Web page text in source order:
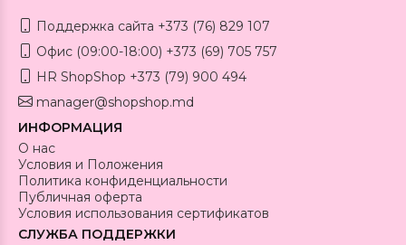
Поддержка сайта +373 (76) 829 107
Офис (09:00-18:00) +373 (69) 705 757
HR ShopShop +373 (79) 900 494
manager@shopshop.md
ИНФОРМАЦИЯ
О нас
Условия и Положения
Политика конфиденциальности
Публичная оферта
Условия использования сертификатов
СЛУЖБА ПОДДЕРЖКИ